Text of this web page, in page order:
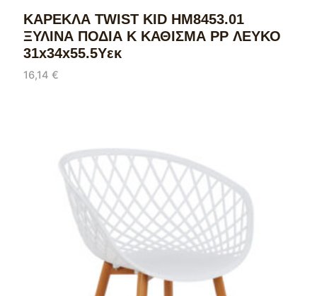
ΚΑΡΕΚΛΑ TWIST KID HM8453.01
ΞΥΛΙΝΑ ΠΟΔΙΑ Κ ΚΑΘΙΣΜΑ PP ΛΕΥΚΟ
31x34x55.5Υεκ
16,14 €